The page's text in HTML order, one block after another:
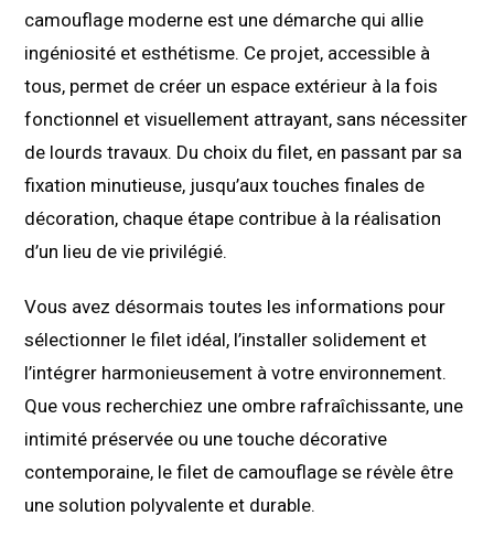
camouflage moderne est une démarche qui allie
ingéniosité et esthétisme. Ce projet, accessible à
tous, permet de créer un espace extérieur à la fois
fonctionnel et visuellement attrayant, sans nécessiter
de lourds travaux. Du choix du filet, en passant par sa
fixation minutieuse, jusqu’aux touches finales de
décoration, chaque étape contribue à la réalisation
d’un lieu de vie privilégié.
Vous avez désormais toutes les informations pour
sélectionner le filet idéal, l’installer solidement et
l’intégrer harmonieusement à votre environnement.
Que vous recherchiez une ombre rafraîchissante, une
intimité préservée ou une touche décorative
contemporaine, le filet de camouflage se révèle être
une solution polyvalente et durable.